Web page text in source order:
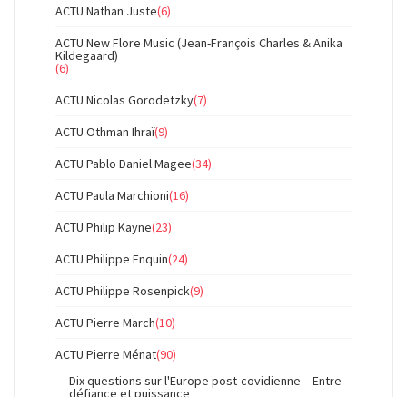
ACTU Nathan Juste(6)
ACTU New Flore Music (Jean-François Charles & Anika
Kildegaard)
(6)
ACTU Nicolas Gorodetzky(7)
ACTU Othman Ihraï(9)
ACTU Pablo Daniel Magee(34)
ACTU Paula Marchioni(16)
ACTU Philip Kayne(23)
ACTU Philippe Enquin(24)
ACTU Philippe Rosenpick(9)
ACTU Pierre March(10)
ACTU Pierre Ménat(90)
Dix questions sur l'Europe post-covidienne – Entre
défiance et puissance